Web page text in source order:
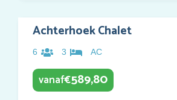
Achterhoek Chalet
6 3 AC
vanaf€589,80